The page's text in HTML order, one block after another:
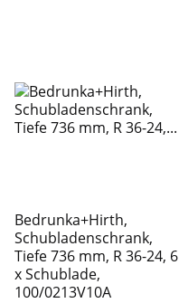
Bedrunka+Hirth,
Schubladenschrank,
Tiefe 736 mm, R 36-24, 6
x Schublade,
100/0213V10A